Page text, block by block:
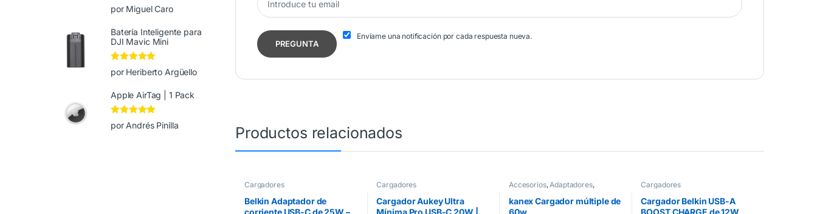
Envíame una notificación por cada respuesta nueva.
Productos relacionados
Cargadores
Belkin Adaptador de
Cargadores
Cargador Aukey Ultra
Accesorios, Adaptadores,
Cargadores
kanex Cargador múltiple de
Cargadores
Cargador Belkin USB-A
Valorado en 5
de 5
por Miguel Caro
Batería Inteligente para
DJI Mavic Mini
Valorado en
5
de 5
por Heriberto Argüello
Apple AirTag | 1 Pack
Valorado en
5
de 5
por Andrés Pinilla